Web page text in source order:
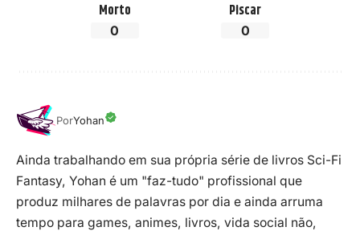
Morto
0
Piscar
0
PorYohan
Ainda trabalhando em sua própria série de livros Sci-Fi
Fantasy, Yohan é um "faz-tudo" profissional que
produz milhares de palavras por dia e ainda arruma
tempo para games, animes, livros, vida social não,